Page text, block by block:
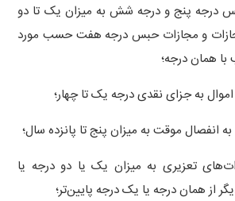
درجه پنج و درجه شش به میزان یک تا دو
و مجازات حبس درجه هفت حسب مورد
همان درجه؛
به جزای نقدی درجه یک تا چهار؛
انفصال موقت به میزان پنج تا پانزده سال؛
تعزیری به میزان یک یا دو درجه یا
از همان درجه یا یک درجه پایین‌تر؛